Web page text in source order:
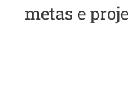
metas e